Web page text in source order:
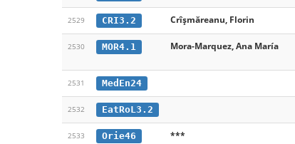
2529 CRI3.2 Crîșmăreanu, Florin
2530 MOR4.1 Mora-Marquez, Ana María
2531 MedEn24
2532 EatRoL3.2
2533 Orie46 ***